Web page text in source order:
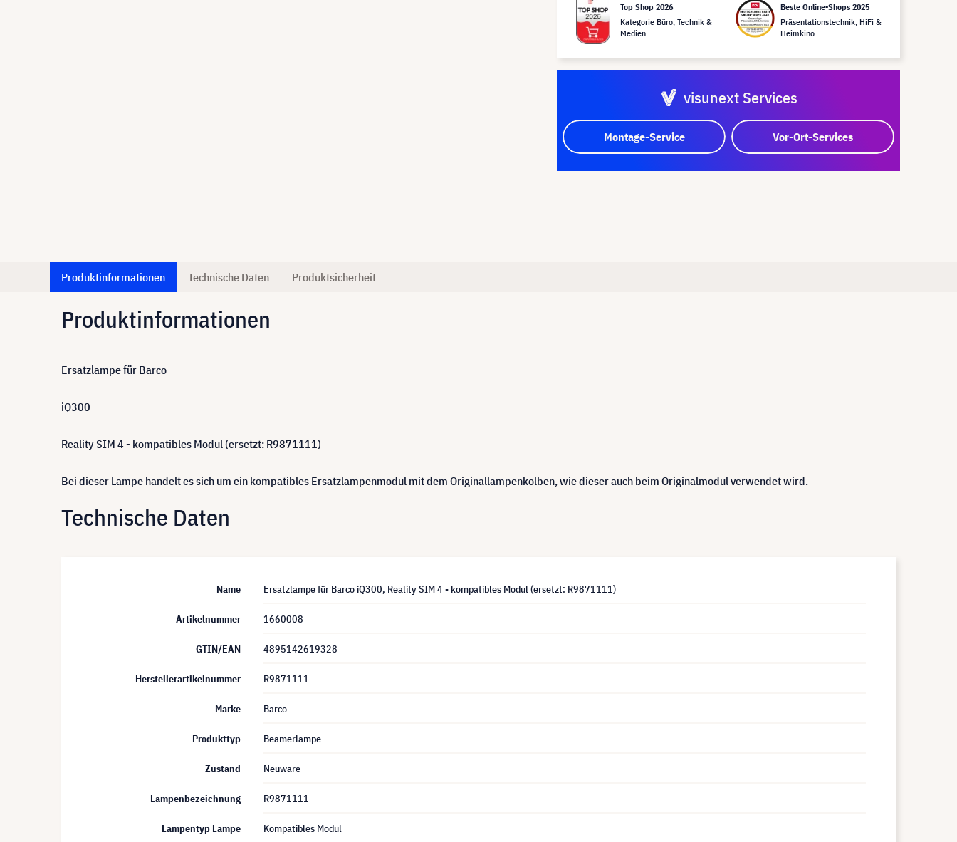
Top Shop 2026
Kategorie Büro, Technik &
Medien
Beste Online-Shops 2025
Präsentationstechnik, HiFi &
Heimkino
visunext Services
Montage-Service Vor-Ort-Services
Produktinformationen Technische Daten Produktsicherheit
Produktinformationen
Ersatzlampe für Barco
iQ300
Reality SIM 4 - kompatibles Modul (ersetzt: R9871111)
Bei dieser Lampe handelt es sich um ein kompatibles Ersatzlampenmodul mit dem Originallampenkolben, wie dieser auch beim Originalmodul verwendet wird.
Technische Daten
Name Ersatzlampe für Barco iQ300, Reality SIM 4 - kompatibles Modul (ersetzt: R9871111)
Artikelnummer 1660008
GTIN/EAN 4895142619328
Herstellerartikelnummer R9871111
Marke Barco
Produkttyp Beamerlampe
Zustand Neuware
Lampenbezeichnung R9871111
Lampentyp Lampe Kompatibles Modul